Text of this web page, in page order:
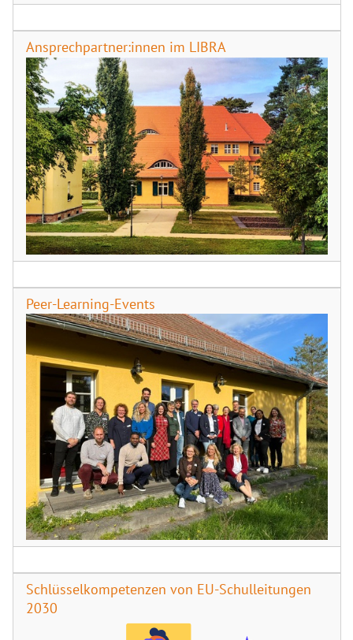
Ansprechpartner:innen im LIBRA
Peer-Learning-Events
Schlüsselkompetenzen von EU-Schulleitungen
2030